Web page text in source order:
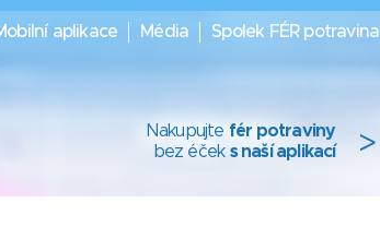
aplikace Média Spolek FÉR potravina
Nakupujte fér potraviny
bez éček s naší aplikací >